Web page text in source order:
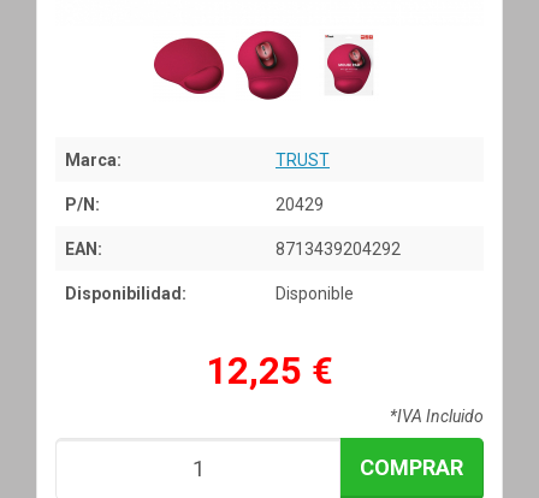
Marca: TRUST
P/N: 20429
EAN: 8713439204292
Disponibilidad: Disponible
12,25 €
*IVA Incluido
COMPRAR